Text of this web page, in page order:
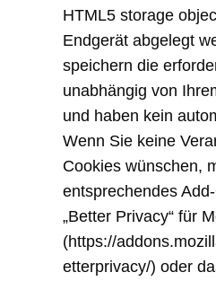
HTML5 storage
Endgerät abgelegt
speichern die
unabhängig von
und haben kein
Wenn Sie keine
Cookies wünschen,
entsprechendes
„Better Privacy“ für
(https://
etterprivacy/) oder